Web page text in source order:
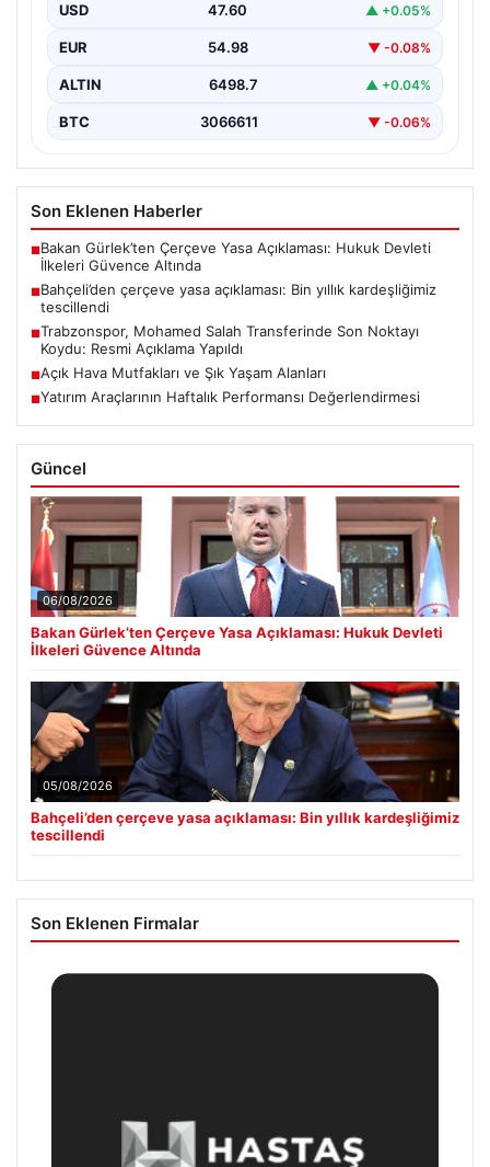
USD 47.60 ▲ +0.05%
EUR 54.98 ▼ -0.08%
ALTIN 6498.7 ▲ +0.04%
BTC 3066611 ▼ -0.06%
Son Eklenen Haberler
■Bakan Gürlek’ten Çerçeve Yasa Açıklaması: Hukuk Devleti
İlkeleri Güvence Altında
■Bahçeli’den çerçeve yasa açıklaması: Bin yıllık kardeşliğimiz
tescillendi
■Trabzonspor, Mohamed Salah Transferinde Son Noktayı
Koydu: Resmi Açıklama Yapıldı
■Açık Hava Mutfakları ve Şık Yaşam Alanları
■Yatırım Araçlarının Haftalık Performansı Değerlendirmesi
Güncel
06/08/2026
Bakan Gürlek’ten Çerçeve Yasa Açıklaması: Hukuk Devleti
İlkeleri Güvence Altında
05/08/2026
Bahçeli’den çerçeve yasa açıklaması: Bin yıllık kardeşliğimiz
tescillendi
Son Eklenen Firmalar